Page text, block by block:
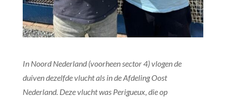
In Noord Nederland (voorheen sector 4) vlogen de
duiven dezelfde vlucht als in de Afdeling Oost
Nederland. Deze vlucht was Perigueux, die op